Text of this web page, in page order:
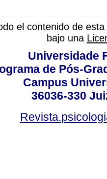
el contenido de
bajo una
Universidade
de Pós-
Campus
36036-330